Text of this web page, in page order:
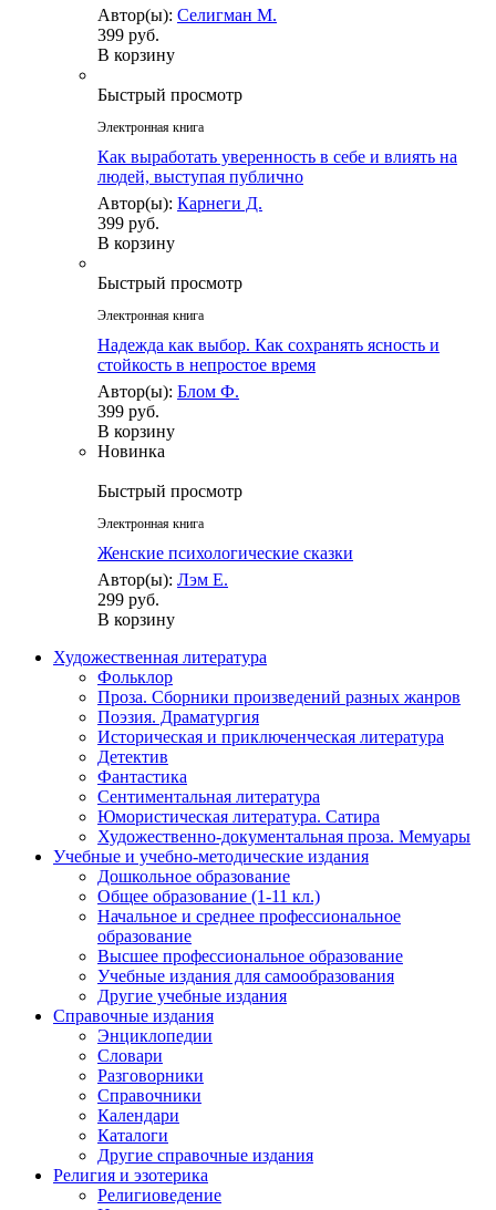
Автор(ы): Селигман М.
399 руб.
В корзину
Быстрый просмотр
Электронная книга
Как выработать уверенность в себе и влиять на
людей, выступая публично
Автор(ы): Карнеги Д.
399 руб.
В корзину
Быстрый просмотр
Электронная книга
Надежда как выбор. Как сохранять ясность и
стойкость в непростое время
Автор(ы): Блом Ф.
399 руб.
В корзину
Новинка
Быстрый просмотр
Электронная книга
Женские психологические сказки
Автор(ы): Лэм Е.
299 руб.
В корзину
Художественная литература
Фольклор
Проза. Сборники произведений разных жанров
Поэзия. Драматургия
Историческая и приключенческая литература
Детектив
Фантастика
Сентиментальная литература
Юмористическая литература. Сатира
Художественно-документальная проза. Мемуары
Учебные и учебно-методические издания
Дошкольное образование
Общее образование (1-11 кл.)
Начальное и среднее профессиональное
образование
Высшее профессиональное образование
Учебные издания для самообразования
Другие учебные издания
Справочные издания
Энциклопедии
Словари
Разговорники
Справочники
Календари
Каталоги
Другие справочные издания
Религия и эзотерика
Религиоведение